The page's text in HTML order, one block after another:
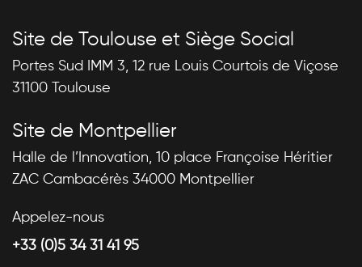
Site de Toulouse et Siège Social
Portes Sud IMM 3, 12 rue Louis Courtois de Viçose
31100 Toulouse
Site de Montpellier
Halle de l’Innovation, 10 place Françoise Héritier
ZAC Cambacérès 34000 Montpellier
Appelez-nous
+33 (0)5 34 31 41 95